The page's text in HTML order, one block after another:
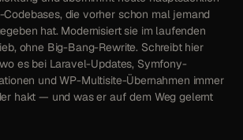
Codebases, die vorher schon mal jemand
hat. Modernisiert sie im laufenden
ohne Big-Bang-Rewrite. Schreibt hier
es bei Laravel-Updates, Symfony-
und WP-Multisite-Übernahmen immer
hakt — und was er auf dem Weg gelernt